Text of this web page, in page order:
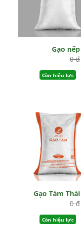
Gạo nếp
0 đ
Còn hiệu lực
Gạo Tám Thái
0 đ
Còn hiệu lực